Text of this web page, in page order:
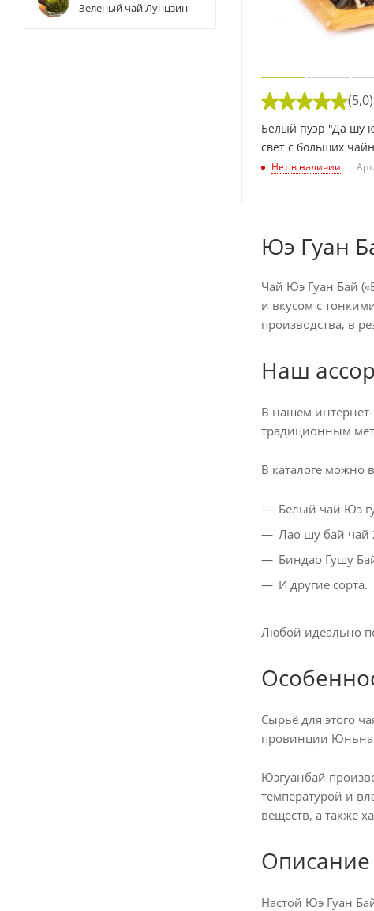
(5,0)
Белый пуэр "Да шу
свет с больших
Нет в наличии
Юэ Гуан
Чай Юэ Гуан Бай
и вкусом с
производства, в
Наш
В нашем
традиционным
В каталоге можно
Белый чай Юэ
Лао шу бай чай
Биндао Гушу
И другие сорта.
Любой идеально
Сырьё для этого
провинции
Юэгуанбай
температурой и
веществ, а также
Описание
Настой Юэ Гуан
Зеленый чай Лунцзин